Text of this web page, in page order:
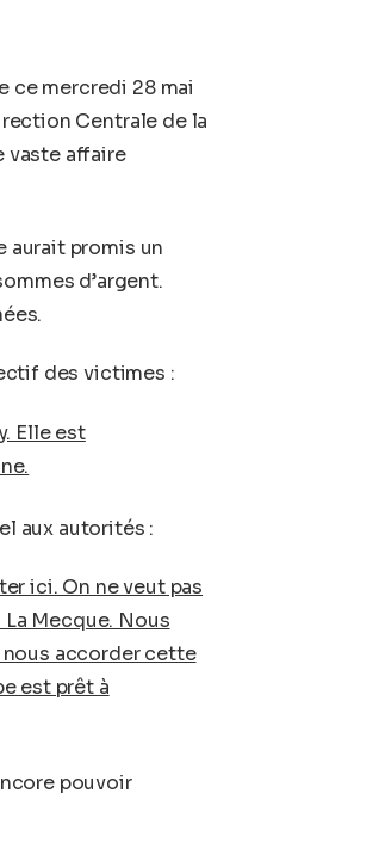
ce mercredi 28 mai
Centrale de la
vaste affaire
aurait promis un
d’argent.
des victimes :
Elle est
aux autorités :
ici. On ne veut pas
Mecque. Nous
nous accorder cette
est prêt à
pouvoir